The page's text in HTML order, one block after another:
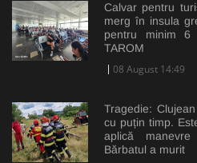
Calvar pentru
merg în insula
pentru minim 6
TAROM
08 August 14:49
Tragedie:
cu puțin timp.
aplică
Bărbatul a murit